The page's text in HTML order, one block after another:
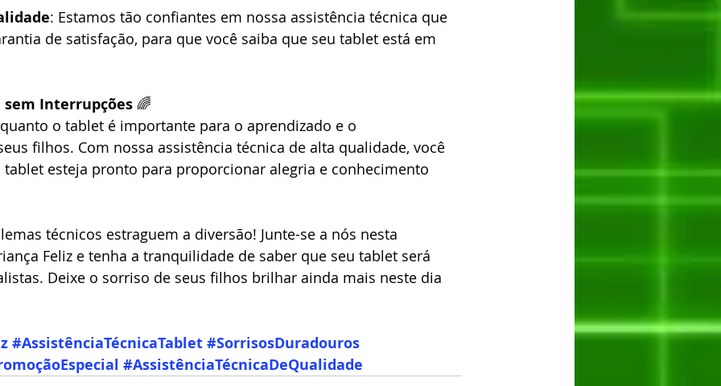
: Estamos tão confiantes em nossa assistência técnica que
de satisfação, para que você saiba que seu tablet está em
sem Interrupções 🌈
o tablet é importante para o aprendizado e o
filhos. Com nossa assistência técnica de alta qualidade, você
esteja pronto para proporcionar alegria e conhecimento
técnicos estraguem a diversão! Junte-se a nós nesta
Feliz e tenha a tranquilidade de saber que seu tablet será
Deixe o sorriso de seus filhos brilhar ainda mais neste dia
#AssistênciaTécnicaTablet #SorrisosDuradouros
#AssistênciaTécnicaDeQualidade